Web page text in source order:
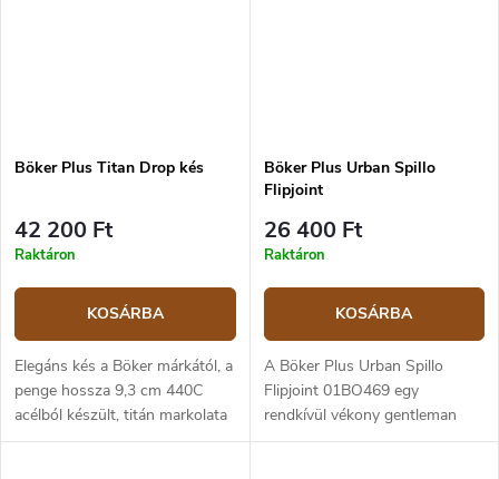
Böker Plus Titan Drop kés
42 200 Ft
Raktáron
KOSÁRBA
Elegáns kés a Böker márkától, a
penge hossza 9,3 cm 440C
acélból készült, titán markolata
Titan Grade 5 öntvény.
Böker Plus Urban Spillo
Flipjoint
26 400 Ft
Raktáron
KOSÁRBA
A Böker Plus Urban Spillo
Flipjoint 01BO469 egy
rendkívül vékony gentleman
kés. A keskeny, 440C